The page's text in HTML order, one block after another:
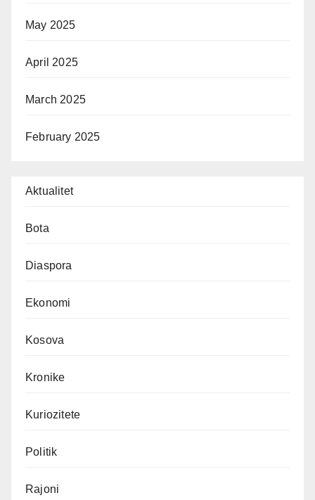
May 2025
April 2025
March 2025
February 2025
Aktualitet
Bota
Diaspora
Ekonomi
Kosova
Kronike
Kuriozitete
Politik
Rajoni